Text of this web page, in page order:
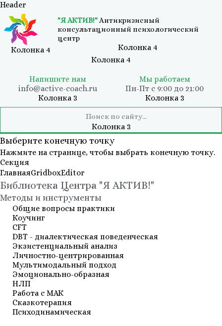
Header
Колонка 4
"Я АКТИВ!"Антикризисный
консультационный психологический
центр
Колонка 4
Колонка 4
Напишите нам
info@active-coach.ru
Колонка 3
Мы работаем
Пн-Пт с 9:00 до 21:00
Колонка 3
Колонка 3
Выберите конечную точку
Нажмите на странице, чтобы выбрать конечную точку.
Секция
ГлавнаяGridboxEditor
Библиотека Центра "Я АКТИВ!"
Методы и инструменты
Общие вопросы практики
Коучинг
СFT
DBT - диалектическая поведенческая
Экзистенциальный анализ
Личностно-центрированная
Мультимодальный подход
Эмоционально-образная
НЛП
Работа с МАК
Сказкотерапия
Психодинамическая